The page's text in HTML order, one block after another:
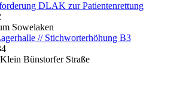
DLAK zur Patientenrettung
Sowelaken
// Stichworterhöhung B3
Bünstorfer Straße